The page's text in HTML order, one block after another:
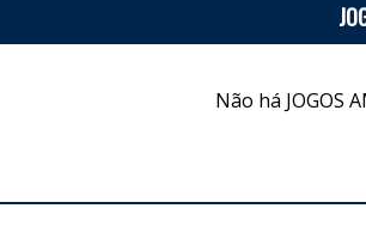
Não há JOGOS